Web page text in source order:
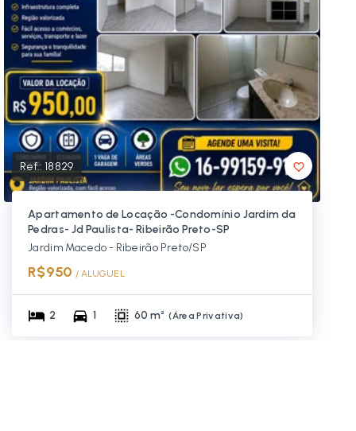
Ref.: 18829
Apartamento de Locação -Condomínio Jardim da
Pedras- Jd Paulista- Ribeirão Preto-SP
Jardim Macedo - Ribeirão Preto/SP
R$950 / ALUGUEL
2 1 60 m² (Área Privativa)